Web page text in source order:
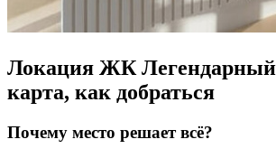
Локация ЖК
карта, как добраться
Почему место решает всё?